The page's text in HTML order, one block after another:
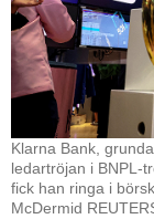
Klarna Bank,
ledartröjan i BNPL-
fick han ringa i
McDermid